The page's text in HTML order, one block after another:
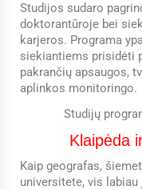
Studijos sudaro
doktorantūroje bei
karjeros. Programa
siekiantiems prisidėti
pakrančių apsaugos,
aplinkos monitoringo.
Studijų
Klaipėda
Kaip geografas,
universitete, vis